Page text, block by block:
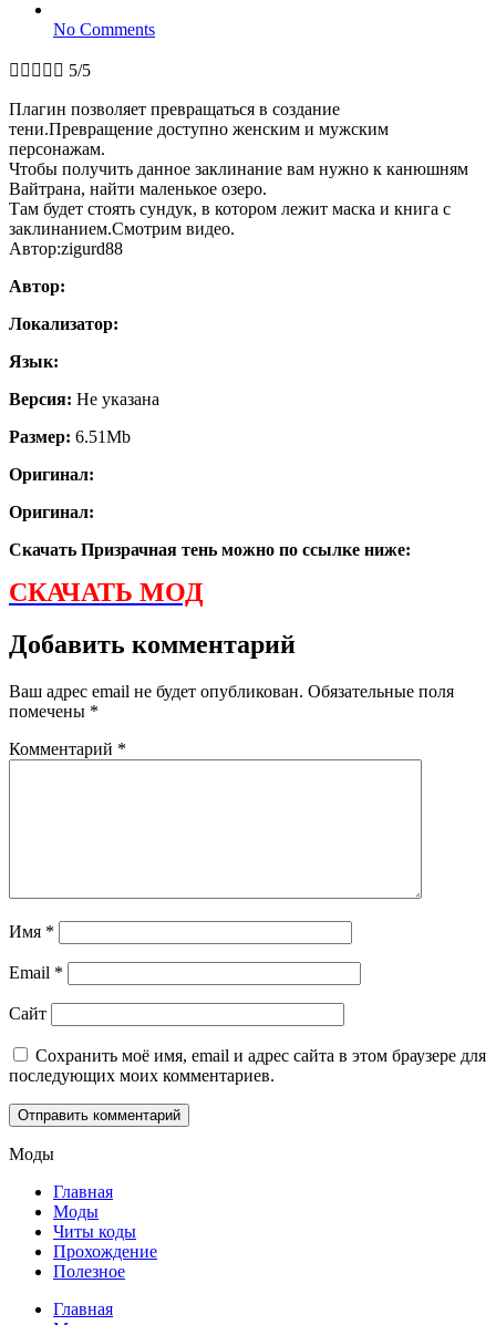
No Comments
     5/5
Плагин позволяет превращаться в создание
тени.Превращение доступно женским и мужским
персонажам.
Чтобы получить данное заклинание вам нужно к канюшням
Вайтрана, найти маленькое озеро.
Там будет стоять сундук, в котором лежит маска и книга с
заклинанием.Смотрим видео.
Автор:zigurd88
Автор:
Локализатор:
Язык:
Версия: Не указана
Размер: 6.51Mb
Оригинал:
Оригинал:
Скачать Призрачная тень можно по ссылке ниже:
СКАЧАТЬ МОД
Добавить комментарий
Ваш адрес email не будет опубликован. Обязательные поля
помечены *
Комментарий *
Имя *
Email *
Сайт
Сохранить моё имя, email и адрес сайта в этом браузере для
последующих моих комментариев.
Моды
Главная
Моды
Читы коды
Прохождение
Полезное
Главная